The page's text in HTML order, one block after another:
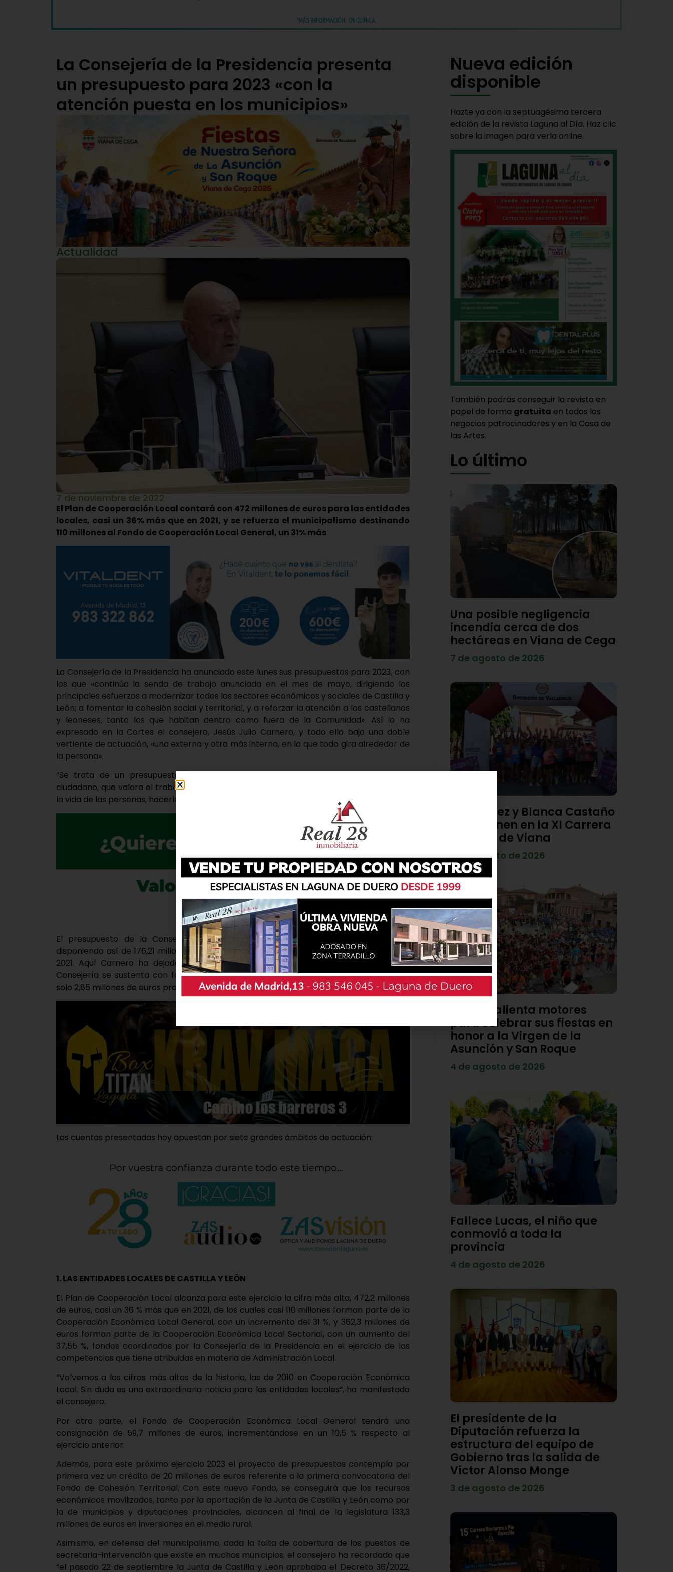
La Consejería de la Presidencia presenta
un presupuesto para 2023 «con la
atención puesta en los municipios»
Actualidad
7 de noviembre de 2022
El Plan de Cooperación Local contará con 472 millones de euros para las entidades
locales, casi un 36% más que en 2021, y se refuerza el municipalismo destinando
110 millones al Fondo de Cooperación Local General, un 31% más
La Consejería de la Presidencia ha anunciado este lunes sus presupuestos para 2023, con
los que «continúa la senda de trabajo anunciada en el mes de mayo, dirigiendo los
principales esfuerzos a modernizar todos los sectores económicos y sociales de Castilla y
León; a fomentar la cohesión social y territorial, y a reforzar la atención a los castellanos
y leoneses, tanto los que habitan dentro como fuera de la Comunidad». Así lo ha
expresado en la Cortes el consejero, Jesús Julio Carnero, y todo ello bajo una doble
vertiente de actuación, «una externa y otra más interna, en la que todo gira alrededor de
la persona».
“Se trata de un presupuesto comprometido, responsable, solidario, que atiende al
ciudadano, que valora el trabajo de nuestros empleados públicos y que busca simplificar
la vida de las personas, hacerla más sencilla», ha remarcado el consejero.
El presupuesto de la Consejería de la Presidencia se incrementa en un 10,73 %,
disponiendo así de 176,21 millones de euros frente a los 158 millones del presupuesto de
2021. Aquí Carnero ha dejado claro que “este crecimiento del presupuesto de esta
Consejería se sustenta con fondos de carácter principalmente autónomo, ya que tan
solo 2,85 millones de euros proceden de fondos europeos, poco más del 1,5% del total”.
Las cuentas presentadas hoy apuestan por siete grandes ámbitos de actuación:
1. LAS ENTIDADES LOCALES DE CASTILLA Y LEÓN
El Plan de Cooperación Local alcanza para este ejercicio la cifra más alta, 472,2 millones
de euros, casi un 36 % más que en 2021, de los cuales casi 110 millones forman parte de la
Cooperación Económica Local General, con un incremento del 31 %, y 362,3 millones de
euros forman parte de la Cooperación Económica Local Sectorial, con un aumento del
37,55 %, fondos coordinados por la Consejería de la Presidencia en el ejercicio de las
competencias que tiene atribuidas en materia de Administración Local.
“Volvemos a las cifras más altas de la historia, las de 2010 en Cooperación Económica
Local. Sin duda es una extraordinaria noticia para las entidades locales”, ha manifestado
el consejero.
Por otra parte, el Fondo de Cooperación Económica Local General tendrá una
consignación de 59,7 millones de euros, incrementándose en un 10,5 % respecto al
ejercicio anterior.
Además, para este próximo ejercicio 2023 el proyecto de presupuestos contempla por
primera vez un crédito de 20 millones de euros referente a la primera convocatoria del
Fondo de Cohesión Territorial. Con este nuevo Fondo, se conseguirá que los recursos
económicos movilizados, tanto por la aportación de la Junta de Castilla y León como por
la de municipios y diputaciones provinciales, alcancen al final de la legislatura 133,3
millones de euros en inversiones en el medio rural.
Asimismo, en defensa del municipalismo, dada la falta de cobertura de los puestos de
secretaria-intervención que existe en muchos municipios, el consejero ha recordado que
“el pasado 22 de septiembre la Junta de Castilla y León aprobaba el Decreto 36/2022,
Nueva edición
disponible
Hazte ya con la septuagésima tercera
edición de la revista Laguna al Día. Haz clic
sobre la imagen para verla online.
También podrás conseguir la revista en
papel de forma gratuita en todos los
negocios patrocinadores y en la Casa de
las Artes.
Lo último
Una posible negligencia
incendia cerca de dos
hectáreas en Viana de Cega
7 de agosto de 2026
Diego Díez y Blanca Castaño
se imponen en la XI Carrera
Popular de Viana
4 de agosto de 2026
Viana calienta motores
para celebrar sus fiestas en
honor a la Virgen de la
Asunción y San Roque
4 de agosto de 2026
Fallece Lucas, el niño que
conmovió a toda la
provincia
4 de agosto de 2026
El presidente de la
Diputación refuerza la
estructura del equipo de
Gobierno tras la salida de
Víctor Alonso Monge
3 de agosto de 2026